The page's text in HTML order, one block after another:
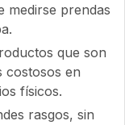
medirse prendas
que son
costosos en
físicos.
rasgos, sin